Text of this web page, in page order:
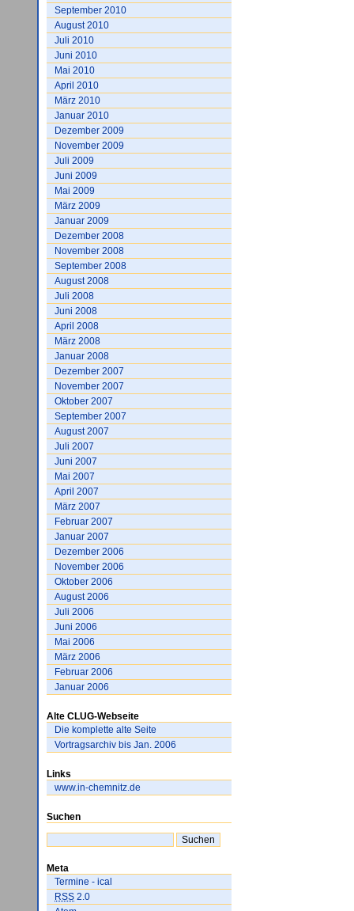
September 2010
August 2010
Juli 2010
Juni 2010
Mai 2010
April 2010
März 2010
Januar 2010
Dezember 2009
November 2009
Juli 2009
Juni 2009
Mai 2009
März 2009
Januar 2009
Dezember 2008
November 2008
September 2008
August 2008
Juli 2008
Juni 2008
April 2008
März 2008
Januar 2008
Dezember 2007
November 2007
Oktober 2007
September 2007
August 2007
Juli 2007
Juni 2007
Mai 2007
April 2007
März 2007
Februar 2007
Januar 2007
Dezember 2006
November 2006
Oktober 2006
August 2006
Juli 2006
Juni 2006
Mai 2006
März 2006
Februar 2006
Januar 2006
Alte CLUG-Webseite
Die komplette alte Seite
Vortragsarchiv bis Jan. 2006
Links
www.in-chemnitz.de
Suchen
Meta
Termine - ical
RSS 2.0